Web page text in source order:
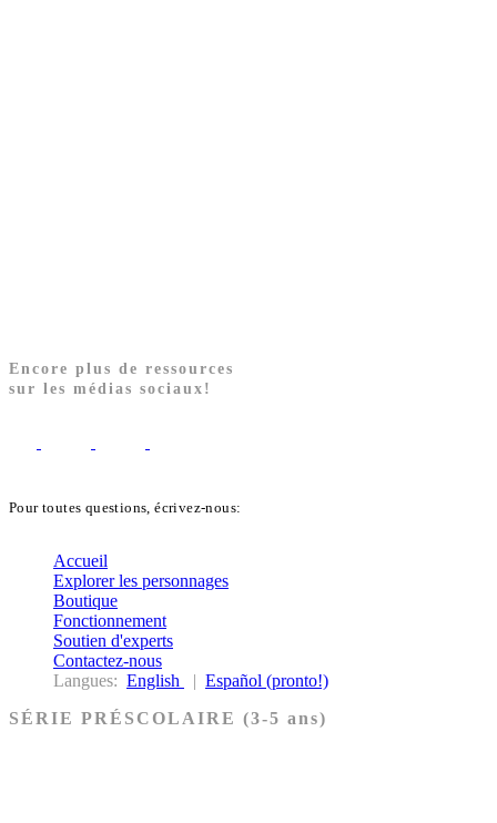
Encore plus de ressources
sur les médias sociaux!
Pour toutes questions, écrivez-nous:
Accueil
Explorer les personnages
Boutique
Fonctionnement
Soutien d'experts
Contactez-nous
Langues: English | Español (pronto!)
SÉRIE PRÉSCOLAIRE (3-5 ans)